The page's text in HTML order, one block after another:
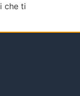
che ti